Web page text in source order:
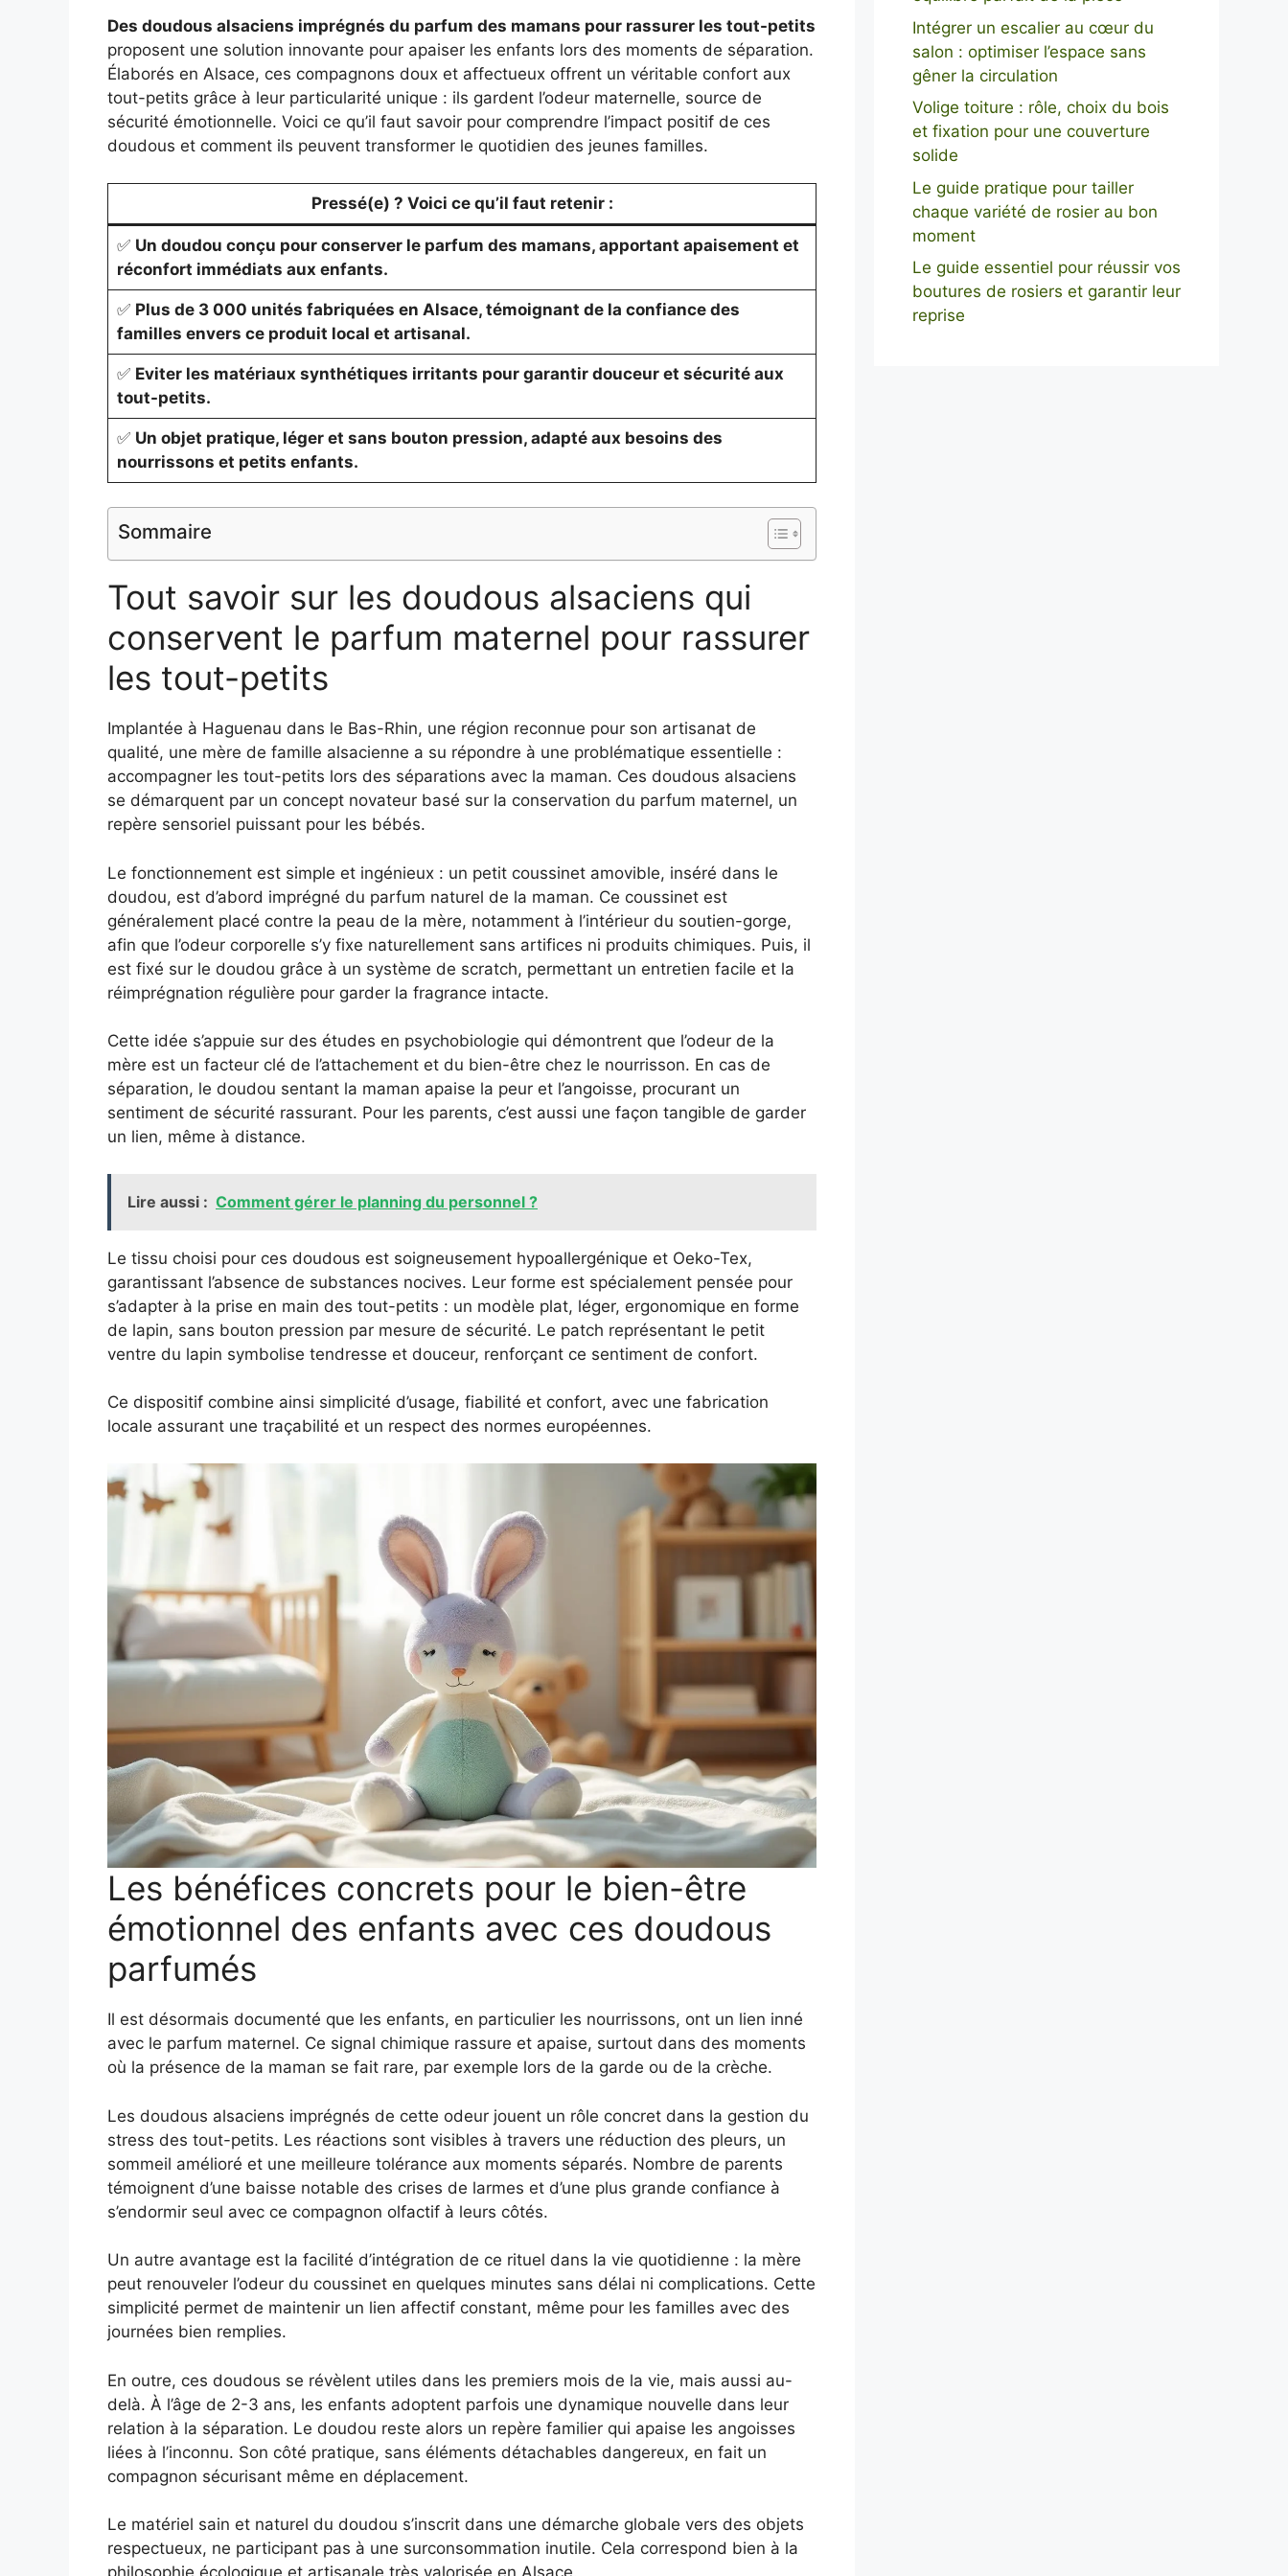
Des doudous alsaciens imprégnés du parfum des mamans pour rassurer les tout-petits
proposent une solution innovante pour apaiser les enfants lors des moments de séparation.
Élaborés en Alsace, ces compagnons doux et affectueux offrent un véritable confort aux
tout-petits grâce à leur particularité unique : ils gardent l’odeur maternelle, source de
sécurité émotionnelle. Voici ce qu’il faut savoir pour comprendre l’impact positif de ces
doudous et comment ils peuvent transformer le quotidien des jeunes familles.
Pressé(e) ? Voici ce qu’il faut retenir :
✅ Un doudou conçu pour conserver le parfum des mamans, apportant apaisement et
réconfort immédiats aux enfants.
✅ Plus de 3 000 unités fabriquées en Alsace, témoignant de la confiance des
familles envers ce produit local et artisanal.
✅ Eviter les matériaux synthétiques irritants pour garantir douceur et sécurité aux
tout-petits.
✅ Un objet pratique, léger et sans bouton pression, adapté aux besoins des
nourrissons et petits enfants.
Sommaire
Tout savoir sur les doudous alsaciens qui
conservent le parfum maternel pour rassurer
les tout-petits
Implantée à Haguenau dans le Bas-Rhin, une région reconnue pour son artisanat de
qualité, une mère de famille alsacienne a su répondre à une problématique essentielle :
accompagner les tout-petits lors des séparations avec la maman. Ces doudous alsaciens
se démarquent par un concept novateur basé sur la conservation du parfum maternel, un
repère sensoriel puissant pour les bébés.
Le fonctionnement est simple et ingénieux : un petit coussinet amovible, inséré dans le
doudou, est d’abord imprégné du parfum naturel de la maman. Ce coussinet est
généralement placé contre la peau de la mère, notamment à l’intérieur du soutien-gorge,
afin que l’odeur corporelle s’y fixe naturellement sans artifices ni produits chimiques. Puis, il
est fixé sur le doudou grâce à un système de scratch, permettant un entretien facile et la
réimprégnation régulière pour garder la fragrance intacte.
Cette idée s’appuie sur des études en psychobiologie qui démontrent que l’odeur de la
mère est un facteur clé de l’attachement et du bien-être chez le nourrisson. En cas de
séparation, le doudou sentant la maman apaise la peur et l’angoisse, procurant un
sentiment de sécurité rassurant. Pour les parents, c’est aussi une façon tangible de garder
un lien, même à distance.
Lire aussi : Comment gérer le planning du personnel ?
Le tissu choisi pour ces doudous est soigneusement hypoallergénique et Oeko-Tex,
garantissant l’absence de substances nocives. Leur forme est spécialement pensée pour
s’adapter à la prise en main des tout-petits : un modèle plat, léger, ergonomique en forme
de lapin, sans bouton pression par mesure de sécurité. Le patch représentant le petit
ventre du lapin symbolise tendresse et douceur, renforçant ce sentiment de confort.
Ce dispositif combine ainsi simplicité d’usage, fiabilité et confort, avec une fabrication
locale assurant une traçabilité et un respect des normes européennes.
Les bénéfices concrets pour le bien-être
émotionnel des enfants avec ces doudous
parfumés
Il est désormais documenté que les enfants, en particulier les nourrissons, ont un lien inné
avec le parfum maternel. Ce signal chimique rassure et apaise, surtout dans des moments
où la présence de la maman se fait rare, par exemple lors de la garde ou de la crèche.
Les doudous alsaciens imprégnés de cette odeur jouent un rôle concret dans la gestion du
stress des tout-petits. Les réactions sont visibles à travers une réduction des pleurs, un
sommeil amélioré et une meilleure tolérance aux moments séparés. Nombre de parents
témoignent d’une baisse notable des crises de larmes et d’une plus grande confiance à
s’endormir seul avec ce compagnon olfactif à leurs côtés.
Un autre avantage est la facilité d’intégration de ce rituel dans la vie quotidienne : la mère
peut renouveler l’odeur du coussinet en quelques minutes sans délai ni complications. Cette
simplicité permet de maintenir un lien affectif constant, même pour les familles avec des
journées bien remplies.
En outre, ces doudous se révèlent utiles dans les premiers mois de la vie, mais aussi au-
delà. À l’âge de 2-3 ans, les enfants adoptent parfois une dynamique nouvelle dans leur
relation à la séparation. Le doudou reste alors un repère familier qui apaise les angoisses
liées à l’inconnu. Son côté pratique, sans éléments détachables dangereux, en fait un
compagnon sécurisant même en déplacement.
Le matériel sain et naturel du doudou s’inscrit dans une démarche globale vers des objets
respectueux, ne participant pas à une surconsommation inutile. Cela correspond bien à la
Intégrer un escalier au cœur du
salon : optimiser l’espace sans
gêner la circulation
Volige toiture : rôle, choix du bois
et fixation pour une couverture
solide
Le guide pratique pour tailler
chaque variété de rosier au bon
moment
Le guide essentiel pour réussir vos
boutures de rosiers et garantir leur
reprise